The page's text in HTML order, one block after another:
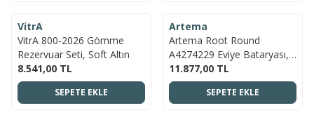
YENI
VitrA
VitrA 800-2026 Gömme
Rezervuar Seti, Soft Altın
8.541,00 TL
SEPETE EKLE
YENI
Artema
Artema Root Round
A4274229 Eviye Bataryası,
Soft Bakır
11.877,00 TL
SEPETE EKLE
ÜCRETSIZ KARGO ÜCRETSIZ KARGO